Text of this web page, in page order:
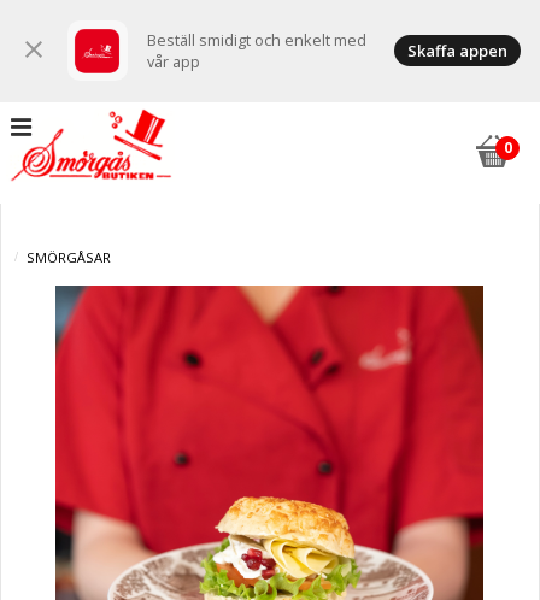
close
Beställ smidigt och enkelt med
vår app
Skaffa appen
SMÖRGÅSAR